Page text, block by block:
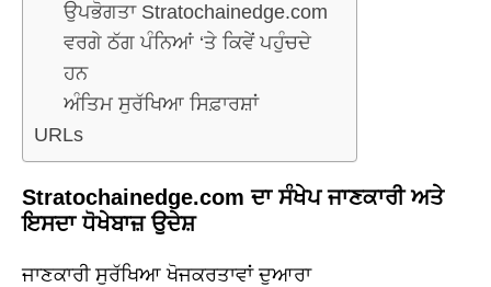
ਉਪਭੋਗਤਾ Stratochainedge.com
ਵਰਗੇ ਠੱਗ ਪੰਨਿਆਂ ‘ਤੇ ਕਿਵੇਂ ਪਹੁੰਚਦੇ
ਹਨ
ਅੰਤਿਮ ਸੁਰੱਖਿਆ ਸਿਫ਼ਾਰਸ਼ਾਂ
URLs
Stratochainedge.com ਦਾ ਸੰਖੇਪ ਜਾਣਕਾਰੀ ਅਤੇ
ਇਸਦਾ ਧੋਖੇਬਾਜ਼ ਉਦੇਸ਼
ਜਾਣਕਾਰੀ ਸੁਰੱਖਿਆ ਖੋਜਕਰਤਾਵਾਂ ਦੁਆਰਾ